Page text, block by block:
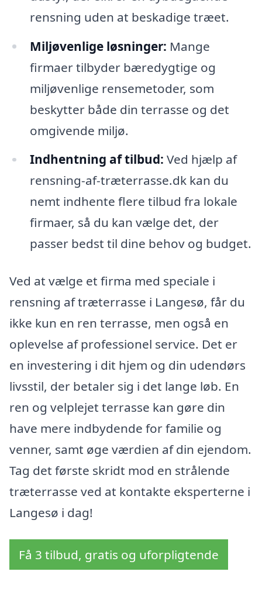
rensning uden at beskadige træet.
Miljøvenlige løsninger: Mange
firmaer tilbyder bæredygtige og
miljøvenlige rensemetoder, som
beskytter både din terrasse og det
omgivende miljø.
Indhentning af tilbud: Ved hjælp af
rensning-af-træterrasse.dk kan du
nemt indhente flere tilbud fra lokale
firmaer, så du kan vælge det, der
passer bedst til dine behov og budget.
Ved at vælge et firma med speciale i
rensning af træterrasse i Langesø, får du
ikke kun en ren terrasse, men også en
oplevelse af professionel service. Det er
en investering i dit hjem og din udendørs
livsstil, der betaler sig i det lange løb. En
ren og velplejet terrasse kan gøre din
have mere indbydende for familie og
venner, samt øge værdien af din ejendom.
Tag det første skridt mod en strålende
træterrasse ved at kontakte eksperterne i
Langesø i dag!
Få 3 tilbud, gratis og uforpligtende